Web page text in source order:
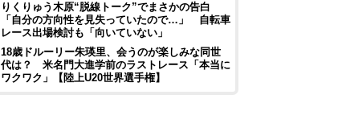
りくりゅう木原“脱線トーク”でまさかの告白
「自分の方向性を見失っていたので…」 自転車
レース出場検討も「向いていない」
18歳ドルーリー朱瑛里、会うのが楽しみな同世
代は？ 米名門大進学前のラストレース「本当に
ワクワク」【陸上U20世界選手権】